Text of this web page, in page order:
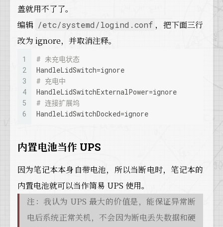
盖就用不了了。
编辑 /etc/systemd/logind.conf ，把下面三行
改为 ignore，并取消注释。
1
2
3
4
5
6
# 未充电状态
HandleLidSwitch=ignore
# 充电中
HandleLidSwitchExternalPower=ignore
# 连接扩展坞
HandleLidSwitchDocked=ignore
内置电池当作 UPS
因为笔记本本身自带电池，所以当断电时，笔记本的
内置电池就可以当作简易 UPS 使用。
注：我认为 UPS 最大的价值是，能保证异常断
电后系统正常关机，不会因为断电丢失数据和硬